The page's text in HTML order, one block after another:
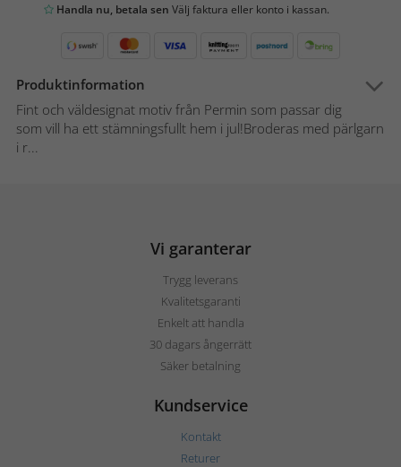
Handla nu, betala sen Välj faktura eller konto i kassan.
Produktinformation
Fint och väldesignat motiv från Permin som passar dig
som vill ha ett stämningsfullt hem i jul!Broderas med pärlgarn
i r...
Vi garanterar
Trygg leverans
Kvalitetsgaranti
Enkelt att handla
30 dagars ångerrätt
Säker betalning
Kundservice
Kontakt
Returer